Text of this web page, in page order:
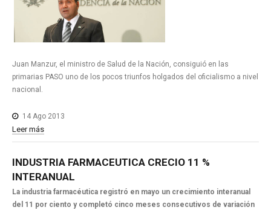
Juan Manzur, el ministro de Salud de la Nación, consiguió en las
primarias PASO uno de los pocos triunfos holgados del oficialismo a nivel
nacional.
14 Ago 2013
Leer más
INDUSTRIA FARMACEUTICA CRECIO 11 %
INTERANUAL
La industria farmacéutica registró en mayo un crecimiento interanual
del 11 por ciento y completó cinco meses consecutivos de variación